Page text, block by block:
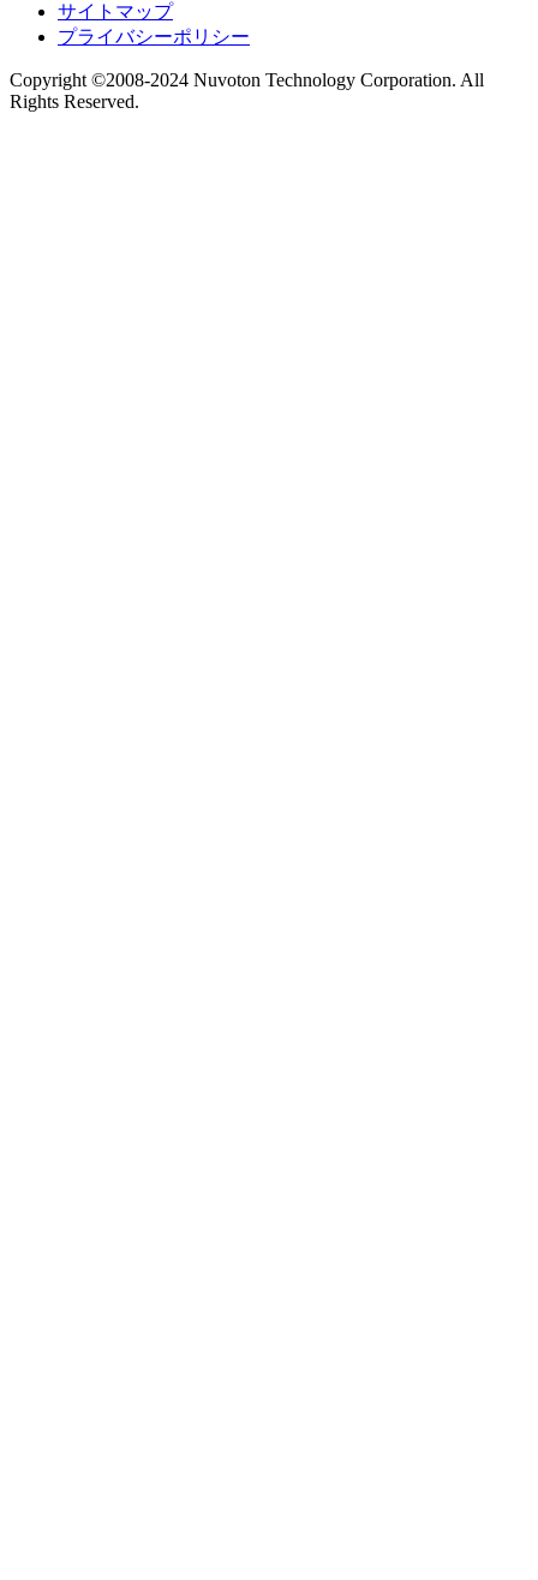
サイトマップ
プライバシーポリシー
Copyright ©2008-2024 Nuvoton Technology Corporation. All
Rights Reserved.